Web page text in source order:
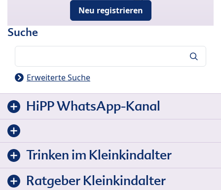
Neu registrieren
Suche
Erweiterte Suche
HiPP WhatsApp-Kanal
Trinken im Kleinkindalter
Ratgeber Kleinkindalter